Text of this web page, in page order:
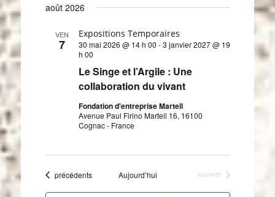
é
e
d
août 2026
VEN
7 30 mai 2026 @ 14 h 00 -3 janvier 2027 @ 19
h 00
Le Singe et l’Argile : Une
collaboration du vivant
Expositions Temporaires
Fondation d'entreprise Martell
Avenue Paul Firino Martell 16, 16100
Cognac - France
Évènements
précédents Aujourd’hui Évènements
suivants